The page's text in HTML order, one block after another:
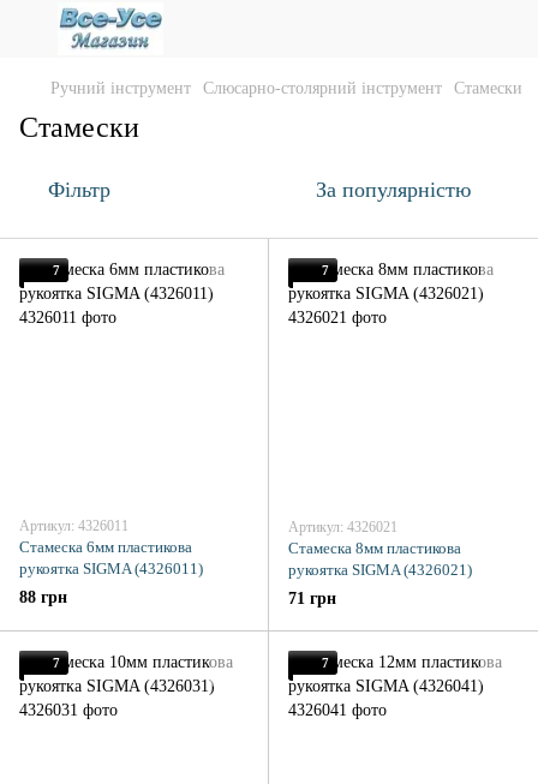
Ручний інструмент Слюсарно-столярний інструмент Стамески
Стамески
Фільтр За популярністю
7
Артикул: 4326011
Стамеска 6мм пластикова
рукоятка SIGMA (4326011)
88 грн
7
Артикул: 4326021
Стамеска 8мм пластикова
рукоятка SIGMA (4326021)
71 грн
7 7